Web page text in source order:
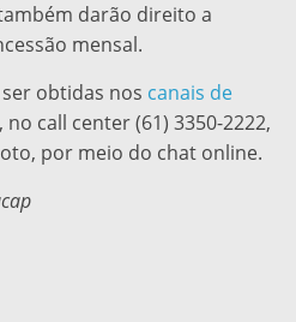
darão direito a
mensal.
obtidas nos canais de
, no call center (61) 3350-2222,
por meio do chat online.